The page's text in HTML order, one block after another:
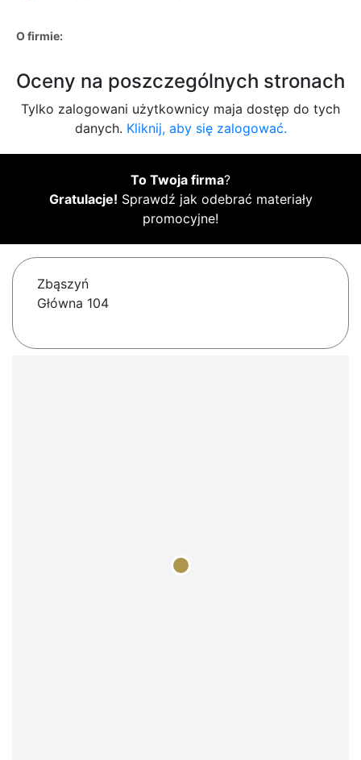
O firmie:
Oceny na poszczególnych stronach
Tylko zalogowani użytkownicy maja dostęp do tych
danych. Kliknij, aby się zalogować.
To Twoja firma?
Gratulacje! Sprawdź jak odebrać materiały
promocyjne!
Zbąszyń
Główna 104